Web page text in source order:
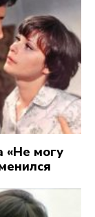
«Не могу